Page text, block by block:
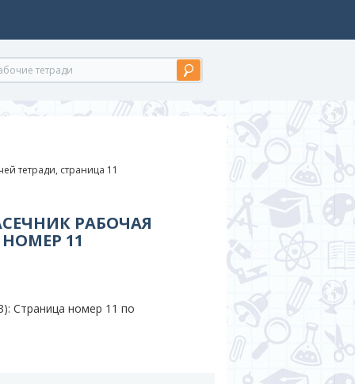
тетради, страница 11
РАБОЧАЯ
11
Страница номер 11 по